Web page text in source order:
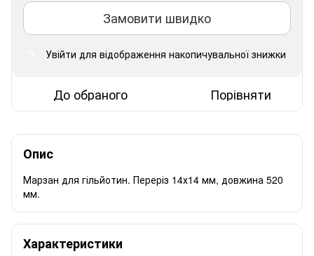
Замовити швидко
Увійти для відображення накопичувальної знижки
До обраного Порівняти
Опис
Марзан для гільйотин. Переріз 14х14 мм, довжина 520
мм.
Характеристики